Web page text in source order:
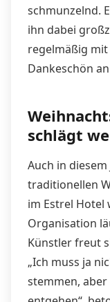
schmunzelnd.
ihn dabei
regelmäßig mit
Dankeschön
schlägt
Auch in
traditionellen
im Estrel Hotel
Organisation
Künstler freut
„Ich muss ja
stemmen,